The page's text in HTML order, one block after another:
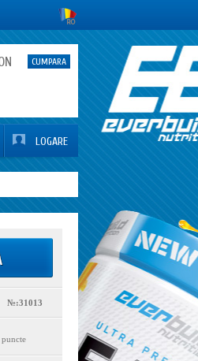
CUMPARA
LOGARE
№:31013